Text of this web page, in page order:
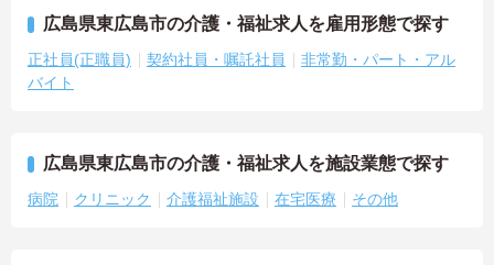
広島県東広島市の介護・福祉求人を雇用形態で探す
正社員(正職員) 契約社員・嘱託社員
非常勤・パート・アル
バイト
広島県東広島市の介護・福祉求人を施設業態で探す
病院 クリニック 介護福祉施設 在宅医療 その他